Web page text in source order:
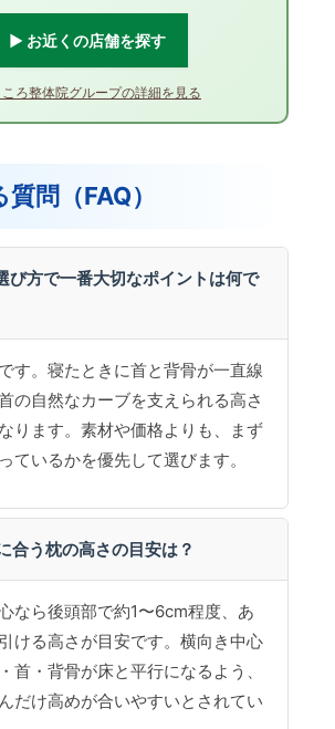
▶ お近くの店舗を探す
ろ整体院グループの詳細を見る
問（FAQ）
び方で一番大切なポイントは何で
です。寝たときに首と背骨が一直線
の自然なカーブを支えられる高さ
ります。素材や価格よりも、まず
ているかを優先して選びます。
合う枕の高さの目安は？
なら後頭部で約1〜6cm程度、あ
ける高さが目安です。横向き中心
首・背骨が床と平行になるよう、
だけ高めが合いやすいとされてい